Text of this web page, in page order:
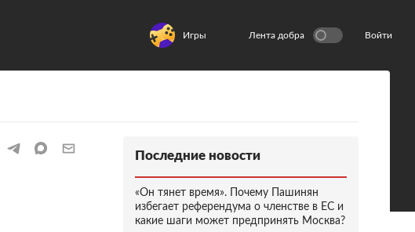
Игры Лента добра Войти
Последние новости
«Он тянет время». Почему Пашинян
избегает референдума о членстве в ЕС и
какие шаги может предпринять Москва?